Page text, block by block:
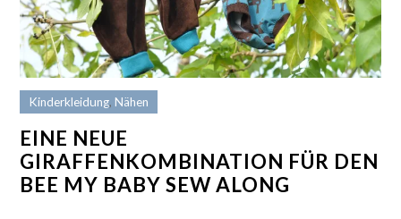
Kinderkleidung,Nähen
EINE NEUE
GIRAFFENKOMBINATION FÜR DEN
BEE MY BABY SEW ALONG